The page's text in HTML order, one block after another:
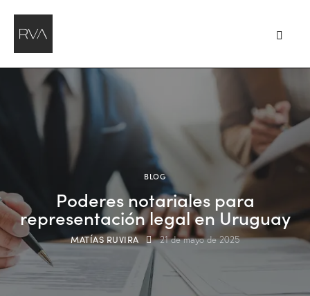
BLOG
Poderes notariales para
representación legal en Uruguay
MATÍAS RUVIRA 21 de mayo de 2025